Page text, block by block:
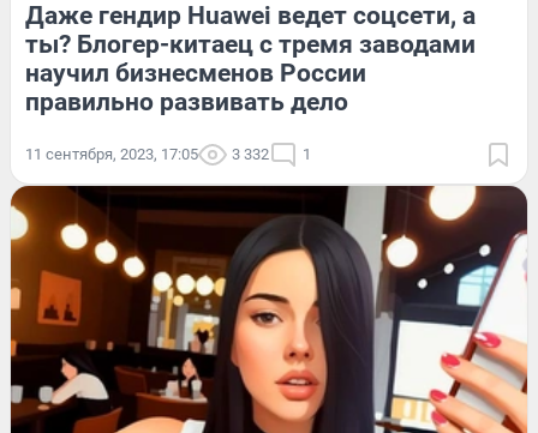
Даже гендир Huawei ведет соцсети, а
ты? Блогер-китаец с тремя заводами
научил бизнесменов России
правильно развивать дело
11 сентября, 2023, 17:05 3 332 1